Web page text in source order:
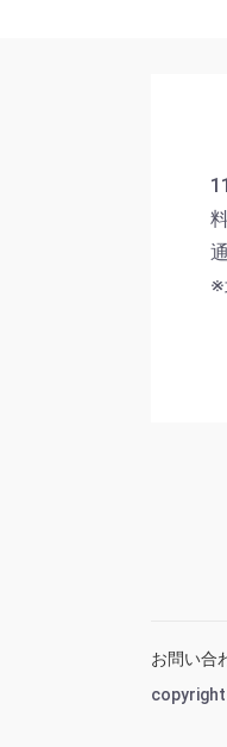
※
お問い合